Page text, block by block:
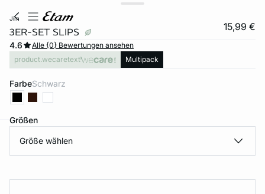
jim
3ER-SET SLIPS 15,99 €
4.6
Alle {0} Bewertungen ansehen
product.wecaretext
Multipack
Farbe schwarz
Größen
Größe wählen